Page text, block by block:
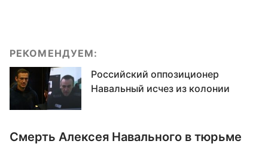
РЕКОМЕНДУЕМ:
Российский оппозиционер
Навальный исчез из колонии
Смерть Алексея Навального в тюрьме